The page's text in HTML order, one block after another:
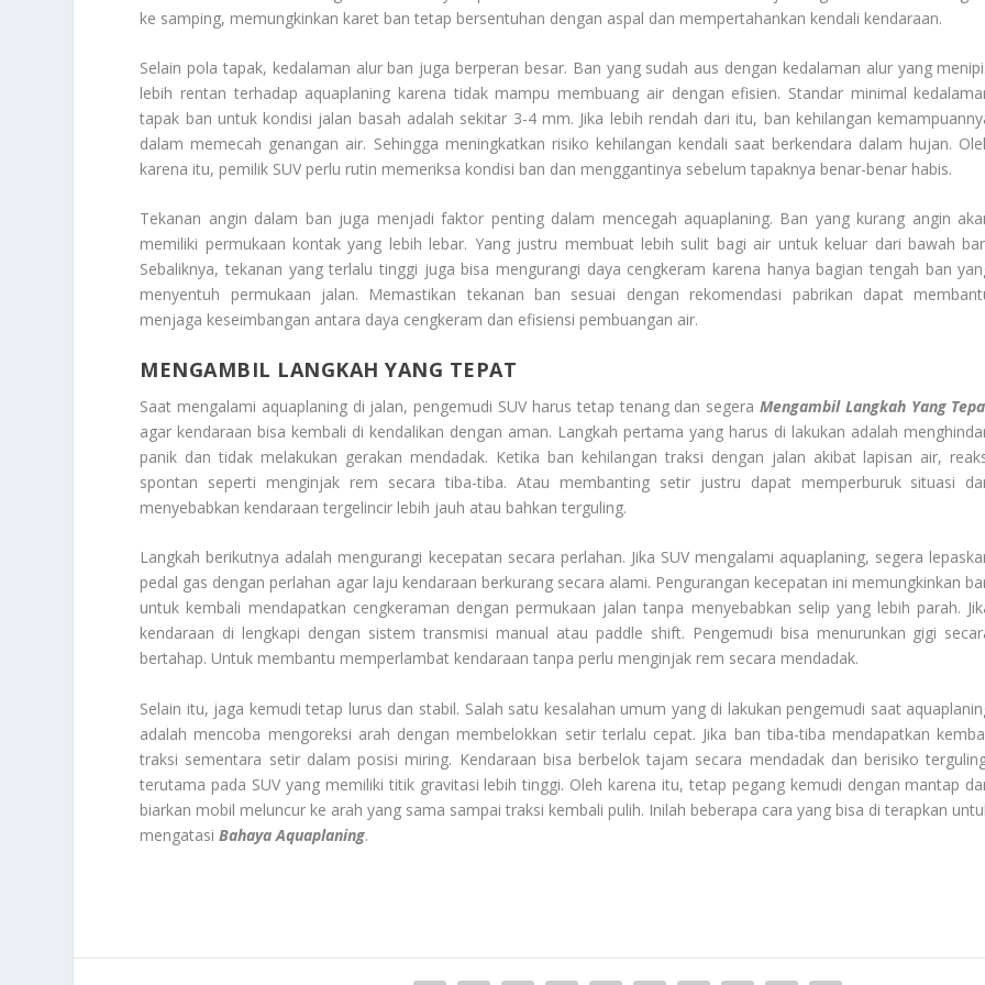
ke samping, memungkinkan karet ban tetap bersentuhan dengan aspal dan mempertahankan kendali kendaraan.
Selain pola tapak, kedalaman alur ban juga berperan besar. Ban yang sudah aus dengan kedalaman alur yang
lebih rentan terhadap aquaplaning karena tidak mampu membuang air dengan efisien. Standar minimal
tapak ban untuk kondisi jalan basah adalah sekitar 3-4 mm. Jika lebih rendah dari itu, ban kehilangan
dalam memecah genangan air. Sehingga meningkatkan risiko kehilangan kendali saat berkendara dalam hujan.
karena itu, pemilik SUV perlu rutin memeriksa kondisi ban dan menggantinya sebelum tapaknya benar-benar habis.
Tekanan angin dalam ban juga menjadi faktor penting dalam mencegah aquaplaning. Ban yang kurang angin
memiliki permukaan kontak yang lebih lebar. Yang justru membuat lebih sulit bagi air untuk keluar dari bawah
Sebaliknya, tekanan yang terlalu tinggi juga bisa mengurangi daya cengkeram karena hanya bagian tengah ban
menyentuh permukaan jalan. Memastikan tekanan ban sesuai dengan rekomendasi pabrikan dapat
menjaga keseimbangan antara daya cengkeram dan efisiensi pembuangan air.
MENGAMBIL LANGKAH YANG TEPAT
Saat mengalami aquaplaning di jalan, pengemudi SUV harus tetap tenang dan segera Mengambil Langkah Yang
agar kendaraan bisa kembali di kendalikan dengan aman. Langkah pertama yang harus di lakukan adalah
panik dan tidak melakukan gerakan mendadak. Ketika ban kehilangan traksi dengan jalan akibat lapisan air,
spontan seperti menginjak rem secara tiba-tiba. Atau membanting setir justru dapat memperburuk situasi
menyebabkan kendaraan tergelincir lebih jauh atau bahkan terguling.
Langkah berikutnya adalah mengurangi kecepatan secara perlahan. Jika SUV mengalami aquaplaning, segera
pedal gas dengan perlahan agar laju kendaraan berkurang secara alami. Pengurangan kecepatan ini memungkinkan
untuk kembali mendapatkan cengkeraman dengan permukaan jalan tanpa menyebabkan selip yang lebih parah.
kendaraan di lengkapi dengan sistem transmisi manual atau paddle shift. Pengemudi bisa menurunkan gigi
bertahap. Untuk membantu memperlambat kendaraan tanpa perlu menginjak rem secara mendadak.
Selain itu, jaga kemudi tetap lurus dan stabil. Salah satu kesalahan umum yang di lakukan pengemudi saat
adalah mencoba mengoreksi arah dengan membelokkan setir terlalu cepat. Jika ban tiba-tiba mendapatkan
traksi sementara setir dalam posisi miring. Kendaraan bisa berbelok tajam secara mendadak dan berisiko
terutama pada SUV yang memiliki titik gravitasi lebih tinggi. Oleh karena itu, tetap pegang kemudi dengan mantap
biarkan mobil meluncur ke arah yang sama sampai traksi kembali pulih. Inilah beberapa cara yang bisa di terapkan
mengatasiBahaya Aquaplaning.